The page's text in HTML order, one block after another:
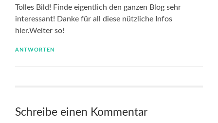
Tolles Bild! Finde eigentlich den ganzen Blog sehr
interessant! Danke für all diese nützliche Infos
hier.Weiter so!
ANTWORTEN
Schreibe einen Kommentar